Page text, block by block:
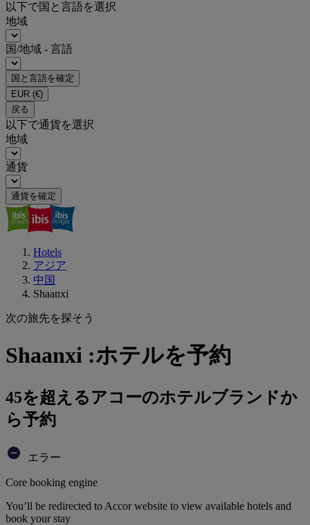
以下で国と言語を選択
地域
国/地域 - 言語
国と言語を確定
EUR (€)
戻る
以下で通貨を選択
地域
通貨
通貨を確定
Hotels
アジア
中国
Shaanxi
次の旅先を探そう
Shaanxi :ホテルを予約
45を超えるアコーのホテルブランドか
ら予約
エラー
Core booking engine
You’ll be redirected to Accor website to view available hotels and
book your stay